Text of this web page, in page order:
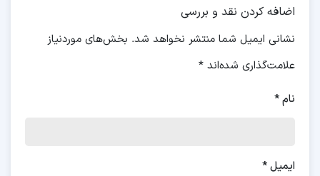
اضافه کردن نقد و بررسی
نشانی ایمیل شما منتشر نخواهد شد. بخش‌های موردنیاز
علامت‌گذاری شده‌اند *
نام*
ایمیل*